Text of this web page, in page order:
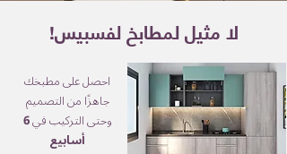
!لا مثيل لمطابخ لفسبيس
احصل على مطبخك
جاهزًا من التصميم
وحتى التركيب في6
أسابيع